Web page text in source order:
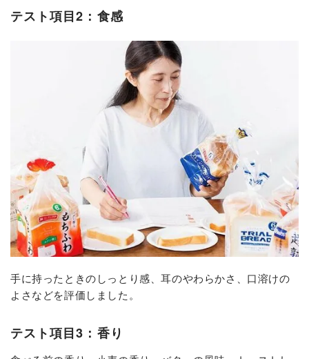
テスト項目2：食感
手に持ったときのしっとり感、耳のやわらかさ、口溶けの
よさなどを評価しました。
テスト項目3：香り